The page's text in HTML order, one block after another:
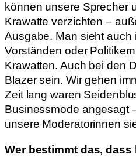
können unsere Sprecher
Krawatte verzichten –
Ausgabe. Man sieht auch
Vorständen oder
Krawatten. Auch bei den
Blazer sein. Wir gehen
Zeit lang waren
Businessmode angesagt
unsere Moderatorinnen
Wer bestimmt das,